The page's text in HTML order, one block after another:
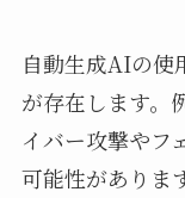
自動生成AIの使
が存在します。
イバー攻撃やフ
可能性がありま